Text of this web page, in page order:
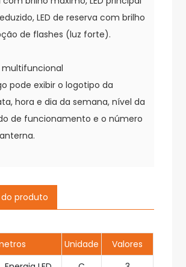
LED de reserva com brilho
de flashes (luz forte).
multifuncional
pode exibir o logotipo da
hora e dia da semana, nível da
de funcionamento e o número
produto
Unidade
Valores